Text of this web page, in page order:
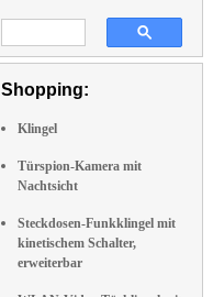
Shopping:
Klingel
Türspion-Kamera mit
Nachtsicht
Steckdosen-Funkklingel mit
kinetischem Schalter,
erweiterbar